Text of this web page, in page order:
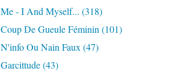
Me - I And Myself... (318)
Coup De Gueule Féminin (101)
N'info Ou Nain Faux (47)
Garcittude(43)